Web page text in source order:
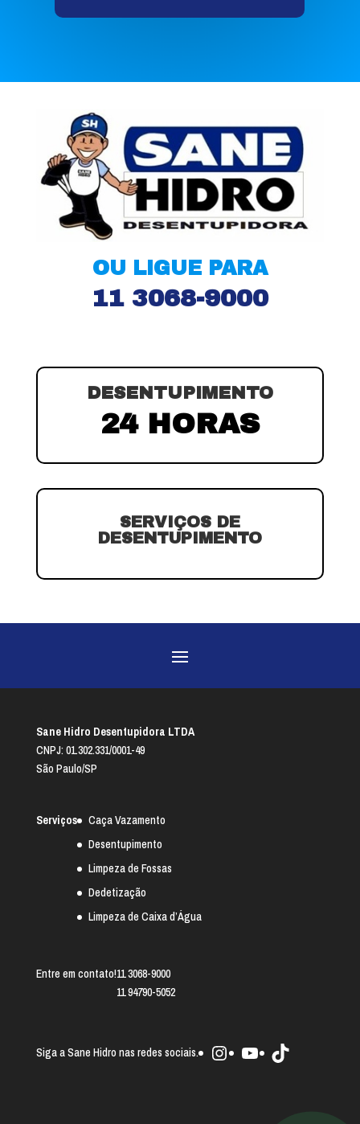
OU LIGUE PARA
11 3068-9000
DESENTUPIMENTO
24 HORAS
SERVIÇOS DE
DESENTUPIMENTO
Sane Hidro Desentupidora LTDA
CNPJ: 01.302.331/0001-49
São Paulo/SP
Serviços
Caça Vazamento
Desentupimento
Limpeza de Fossas
Dedetização
Limpeza de Caixa d’Água
Entre em contato!11 3068-9000
11 94790-5052
Siga a Sane Hidro nas redes sociais. Instagram
YoutubeTikTok